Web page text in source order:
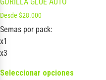
Desde $28.000
Semas por pack:
x1
x3
Seleccionar opciones